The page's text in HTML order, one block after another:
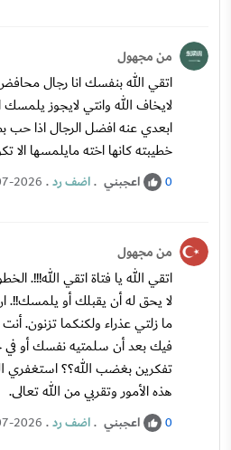
من مجهول
اتقي الله بنفسك انا رجال محافض
لايخاف الله وانتي لايجوز يلمسك
ابعدي عنه افضل الرجال اذا
خطيبته كانها اخته مايلمسها الا
0 اعجبني .اضف رد.
2026
من مجهول
اتقي الله يا فتاة اتقي الله!!!.
لا يحق له أن يقبلك أو يلمسك!!.
ما زلتي عذراء ولكنكما تزنون.
فيك بعد أن سلمتيه نفسك أو
تفكرين بغضب الله؟؟ استغفري
هذه الأمور وتقربي من الله تعالى.
0 اعجبني .اضف رد.
2026